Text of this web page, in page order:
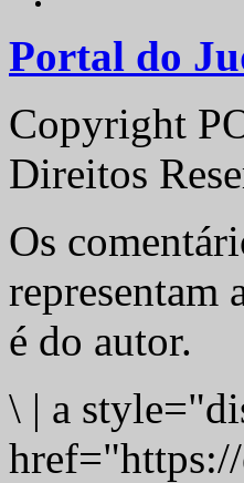
Portal do
Copyright
Direitos
Os
representam
é do autor.
\ | a